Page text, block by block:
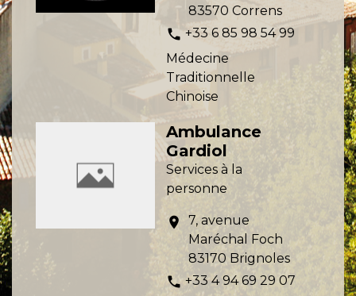
83570 Correns
phone +33 6 85 98 54 99
Médecine
Traditionnelle
Chinoise
Ambulance
Gardiol
Services à la
personne
location_on
7, avenue
Maréchal Foch
83170 Brignoles
phone +33 4 94 69 29 07